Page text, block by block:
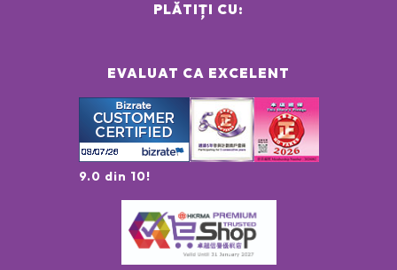
EVALUAT CA EXCELENT
9.0 din 10!
PLĂTIȚI CU: